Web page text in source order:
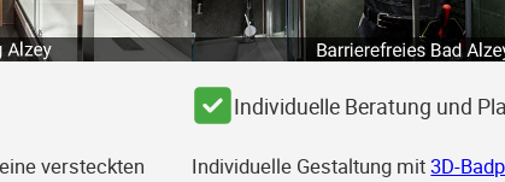
versteckten
Individuelle Beratung und
Individuelle Gestaltung mit3D-